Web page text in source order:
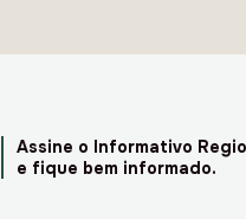
Assine o Informativo
e fique bem informado.